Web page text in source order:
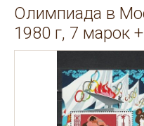
Олимпиада в
1980 г, 7 марок